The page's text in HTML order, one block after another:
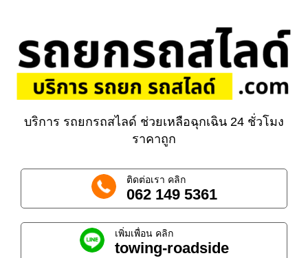
บริการ รถยกรถสไลด์ ช่วยเหลือฉุกเฉิน 24 ชั่วโมง
ราคาถูก
ติดต่อเรา คลิก
062 149 5361
เพิ่มเพื่อน คลิก
towing-roadside